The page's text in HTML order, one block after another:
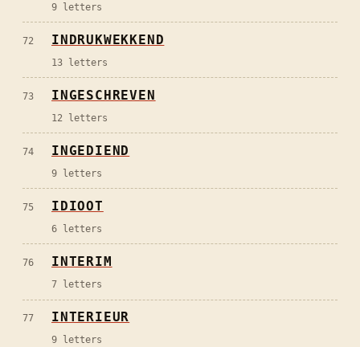
9 letters
72 INDRUKWEKKEND
13 letters
73 INGESCHREVEN
12 letters
74 INGEDIEND
9 letters
75 IDIOOT
6 letters
76 INTERIM
7 letters
77 INTERIEUR
9 letters